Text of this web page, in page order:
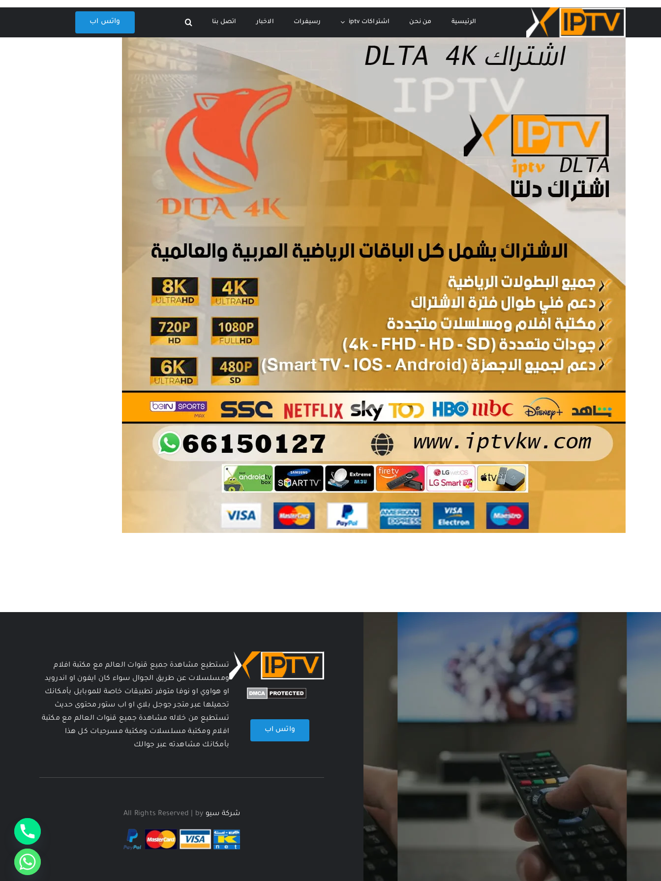
Skip
الرئيسية من نحن اشتراكات iptv رسيفرات الاخبار اتصل بنا واتس اب
واتس اب
تستطيع مشاهدة جميع قنوات العالم مع مكتبة افلام
ومسلسلات عن طريق الجوال سواء كان ايفون او اندرويد
او هواوي او نوفا متوفر تطبيقات خاصة للموبايل بأمكانك
تحميلها عبر متجر جوجل بلاي او اب ستور محتوى حديث
تستطيع من خلاله مشاهدة جميع قنوات العالم مع مكتبة
افلام ومكتبة مسلسلات ومكتبة مسرحيات كل هذا
بأمكانك مشاهدته عبر جوالك
شركة سيو